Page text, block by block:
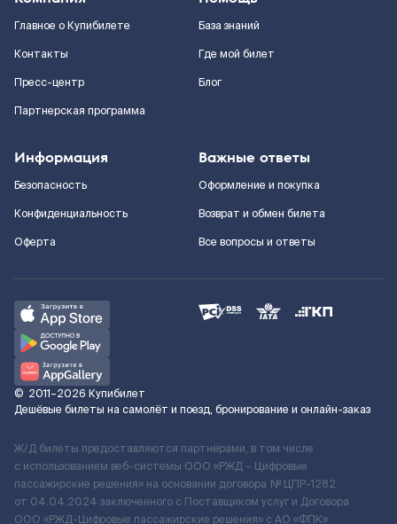
Главное о Купибилете
Контакты
Пресс-центр
Партнерская программа
База знаний
Где мой билет
Блог
Информация
Безопасность
Конфиденциальность
Оферта
Важные ответы
Оформление и покупка
Возврат и обмен билета
Все вопросы и ответы
© 2011–2026 Купибилет
Дешёвые билеты на самолёт и поезд, бронирование и онлайн-заказ
Ж/Д билеты предоставляются партнёрами, в том числе
с использованием веб-системы ООО «РЖД – Цифровые
пассажирские решения» на основании договора № ЦПР-1282
от 04.04.2024 заключенного с Поставщиком услуг и Договора
ООО «РЖД-Цифровые пассажирские решения» c АО «ФПК»